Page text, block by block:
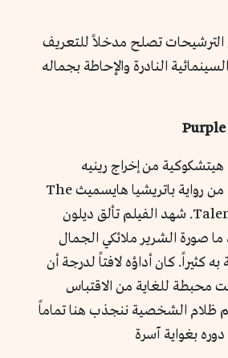
الترشيحات تصلح مدخلاً للتعريف
النادرة والإحاطة بجماله
من إخراج رينيه
كليمان، مستوحى من رواية باتريشيا هايسميث The
Talented Mr. Ripley. شهد الفيلم تألق ديلون
صورة الشرير ملائكي الجمال
كثيراً. كان أداؤه لافتاً لدرجة أن
محبطة للغاية من الاقتباس
ظلام الشخصية ننجذب هنا تماماً
بغواية آسرة